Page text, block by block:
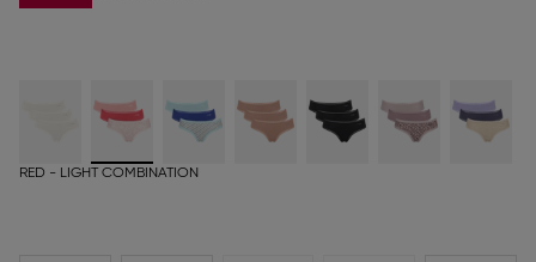
RED - LIGHT COMBINATION